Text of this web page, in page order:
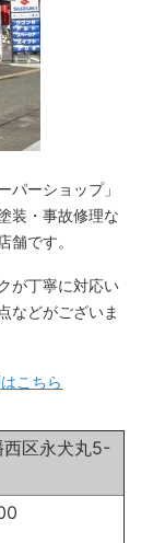
パーショップ」
装・事故修理な
舗です。
が丁寧に対応い
などがございま
こちら
西区永犬丸5-